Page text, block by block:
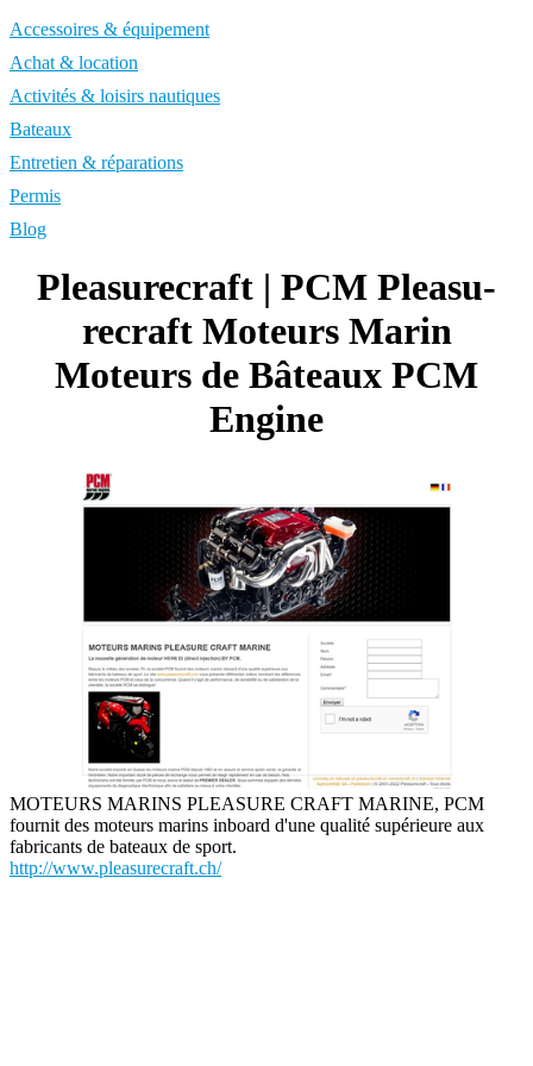
Accessoires & équipement
Achat & location
Activités & loisirs nautiques
Bateaux
Entretien & réparations
Permis
Blog
Pleasu­recraft | PCM Pleasu­
recraft Moteurs Marin
Moteurs de Bâteaux PCM
Engine
MOTEURS MARINS PLEASURE CRAFT MARINE, PCM
fournit des moteurs marins inboard d'une qualité supérieure aux
fabricants de bateaux de sport.
http://www.pleasurecraft.ch/